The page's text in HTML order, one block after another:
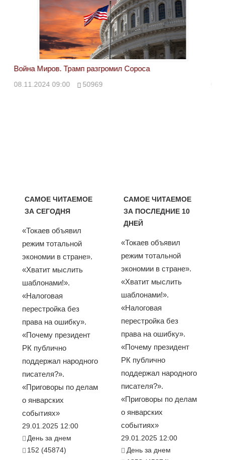
Война Миров. Трамп разгромил Сороса
08.11.2024 09:00 50969
САМОЕ ЧИТАЕМОЕ
ЗА СЕГОДНЯ
«Токаев объявил
режим тотальной
экономии в стране».
«Хватит мыслить
шаблонами!».
«Налоговая
перестройка без
права на ошибку».
«Почему президент
РК публично
поддержал народного
писателя?».
«Приговоры по делам
о январских
событиях»
29.01.2025 12:00
День за днем
152 (45874)
САМОЕ ЧИТАЕМОЕ
ЗА ПОСЛЕДНИЕ 10
ДНЕЙ
«Токаев объявил
режим тотальной
экономии в стране».
«Хватит мыслить
шаблонами!».
«Налоговая
перестройка без
права на ошибку».
«Почему президент
РК публично
поддержал народного
писателя?».
«Приговоры по делам
о январских
событиях»
29.01.2025 12:00
День за днем